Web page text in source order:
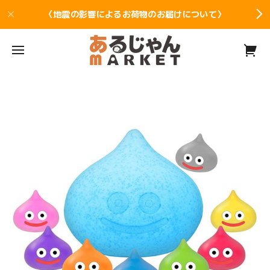
〈地震の影響によるお荷物のお届けについて〉